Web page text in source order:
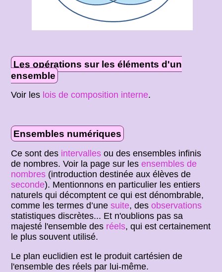
Les opérations sur les éléments d'un
ensemble
Voir les lois de composition interne.
Ensembles numériques
Ce sont des intervalles ou des ensembles infinis
de nombres. Voir la page sur lesensembles de
nombres (introduction destinée aux élèves de
seconde). Mentionnons en particulier les entiers
naturels qui décomptent ce qui est dénombrable,
comme les termes d’unesuite, desobservations
statistiques discrètes... Et n'oublions pas sa
majesté l'ensemble des réels, qui est certainement
le plus souvent utilisé.
Le plan euclidien est le produit cartésien de
l'ensemble des réels par lui-même.